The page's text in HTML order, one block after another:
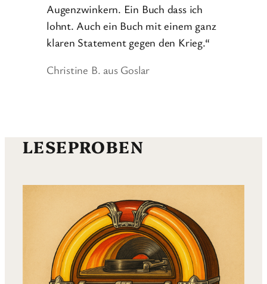
Augenzwinkern. Ein Buch dass ich
lohnt. Auch ein Buch mit einem ganz
klaren Statement gegen den Krieg.“
Christine B. aus Goslar
LESEPROBEN